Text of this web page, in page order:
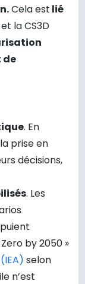
Cela est lié
la CS3D
de
. En
prise en
décisions,
. Les
by 2050 »
selon
n’est